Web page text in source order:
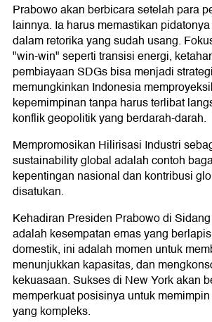
Prabowo akan berbicara setelah para
lainnya. Ia harus memastikan
dalam retorika yang sudah usang.
"win-win" seperti transisi energi,
pembiayaan SDGs bisa menjadi
memungkinkan Indonesia
kepemimpinan tanpa harus terlibat
konflik geopolitik yang berdarah-darah.
Mempromosikan Hilirisasi Industri
sustainability global adalah contoh
kepentingan nasional dan kontribusi
disatukan.
Kehadiran Presiden Prabowo di
adalah kesempatan emas yang
domestik, ini adalah momen untuk
menunjukkan kapasitas, dan
kekuasaan. Sukses di New York akan
memperkuat posisinya untuk
yang kompleks.